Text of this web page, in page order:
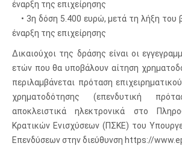
έναρξη της επιχείρησης
• 3η δόση 5.400 ευρώ, μετά τη λήξη του
έναρξη της επιχείρησης
Δικαιούχοι της δράσης είναι οι
ετών που θα υποβάλουν αίτηση
περιλαμβάνεται πρόταση
χρηματοδότησης (επενδυτική
αποκλειστικά ηλεκτρονικά στο
Κρατικών Ενισχύσεων (ΠΣΚΕ) του
Επενδύσεων στην διεύθυνση https://